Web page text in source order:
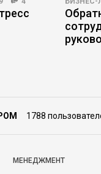
1788
МЕНЕДЖМЕНТ